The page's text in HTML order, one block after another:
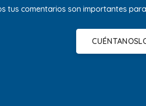
tus comentarios son importantes